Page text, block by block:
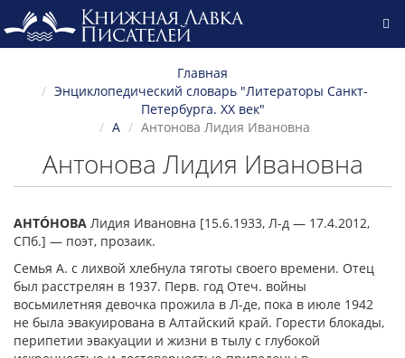
Главная
Энциклопедический словарь "Литераторы Санкт-
Петербурга. XX век"
А
Антонова Лидия Ивановна
Антонова Лидия Ивановна
АНТÓНОВА Лидия Ивановна [15.6.1933, Л-д — 17.4.2012,
СПб.] — поэт, прозаик.
Семья А. с лихвой хлебнула тяготы своего времени. Отец
был расстрелян в 1937. Перв. год Отеч. войны
восьмилетняя девочка прожила в Л-де, пока в июле 1942
не была эвакуирована в Алтайский край. Горести блокады,
перипетии эвакуации и жизни в тылу с глубокой